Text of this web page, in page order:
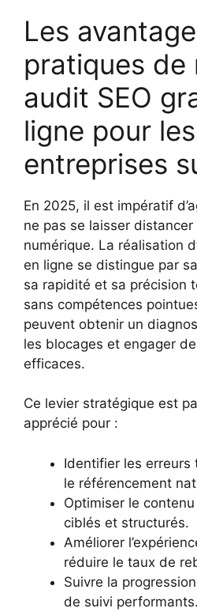
Les
pratiques de
audit SEO
ligne pour les
entreprises
En 2025, il est impératif
ne pas se laisser
numérique. La réalisation
en ligne se distingue par
sa rapidité et sa précision
sans compétences
peuvent obtenir un
les blocages et engager
efficaces.
Ce levier stratégique est
apprécié pour :
Identifier les erreurs
le référencement
Optimiser le
ciblés et structurés.
Améliorer
réduire le taux de
Suivre la
de suivi performants.